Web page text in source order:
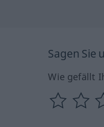
Sagen Sie
Wie gefällt